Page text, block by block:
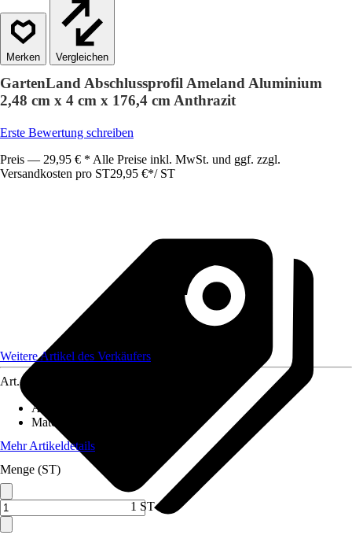
Vergleichen
GartenLand Abschlussprofil Ameland Aluminium
2,48 cm x 4 cm x 176,4 cm Anthrazit
Erste Bewertung schreiben
Preis — 29,95 € * Alle Preise inkl. MwSt. und ggf. zzgl.
Versandkosten pro ST29,95 €*/ ST
Weitere Artikel des Verkäufers
Art.-Nr.
Anwendungsbereich
Material
Mehr Artikeldetails
Menge (ST)
1 ST